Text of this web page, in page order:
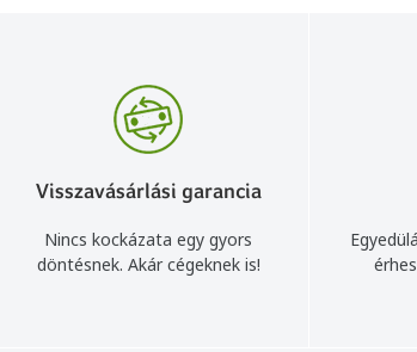
Visszavásárlási garancia
Nincs kockázata egy gyors
döntésnek. Akár cégeknek is!